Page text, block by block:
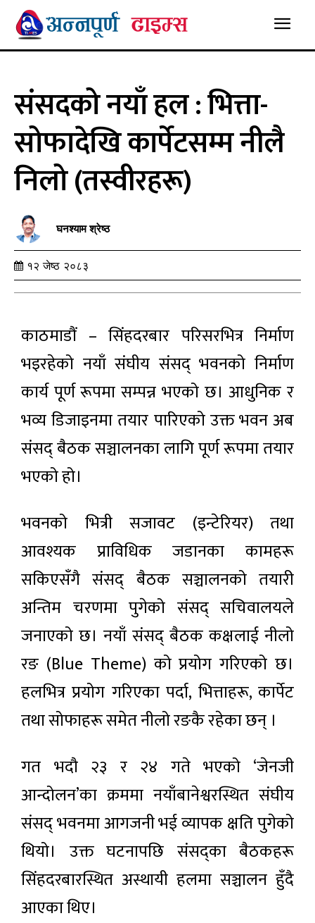
संसदको नयाँ हल : भित्ता-
सोफादेखि कार्पेटसम्म नीलै
निलो (तस्वीरहरू)
घनश्याम श्रेष्ठ
१२ जेष्ठ २०८३
काठमाडौं – सिंहदरबार परिसरभित्र निर्माण
भइरहेको नयाँ संघीय संसद् भवनको निर्माण
कार्य पूर्ण रूपमा सम्पन्न भएको छ। आधुनिक र
भव्य डिजाइनमा तयार पारिएको उक्त भवन अब
संसद् बैठक सञ्चालनका लागि पूर्ण रूपमा तयार
भएको हो।
भवनको भित्री सजावट (इन्टेरियर) तथा
आवश्यक प्राविधिक जडानका कामहरू
सकिएसँगै संसद् बैठक सञ्चालनको तयारी
अन्तिम चरणमा पुगेको संसद् सचिवालयले
जनाएको छ। नयाँ संसद् बैठक कक्षलाई नीलो
रङ (Blue Theme) को प्रयोग गरिएको छ।
हलभित्र प्रयोग गरिएका पर्दा, भित्ताहरू, कार्पेट
तथा सोफाहरू समेत नीलो रङकै रहेका छन् ।
गत भदौ २३ र २४ गते भएको ‘जेनजी
आन्दोलन’का क्रममा नयाँबानेश्वरस्थित संघीय
संसद् भवनमा आगजनी भई व्यापक क्षति पुगेको
थियो। उक्त घटनापछि संसद्का बैठकहरू
सिंहदरबारस्थित अस्थायी हलमा सञ्चालन हुँदै
आएका थिए।